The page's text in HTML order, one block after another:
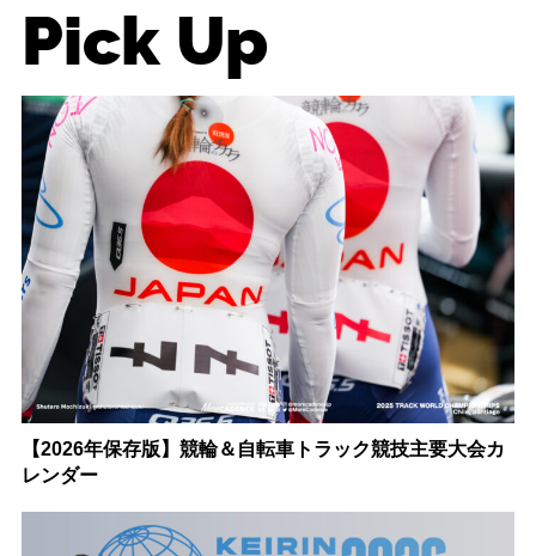
Pick Up
【2026年保存版】競輪＆自転車トラック競技主要大会カ
レンダー